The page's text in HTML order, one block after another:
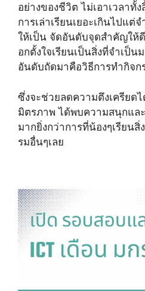
อย่างของชีวิต ไม่เอาเวลาทั้
การเล่าเรียนเยอะเกินไปแต่
ให้เป็น จัดอันดับจุดสำคัญให้
อกตั้งใจเรียนเป็นสิ่งที่จำเป็น
อันดับถัดมาคือวิธีการทำกิจก
ซึ่งจะช่วยลดความตึงเครียดไ
มิตรภาพ ได้พบความสนุกแล
มากยิ่งกว่าการที่น้องๆเรียนสิ่
รมอื่นๆเลย